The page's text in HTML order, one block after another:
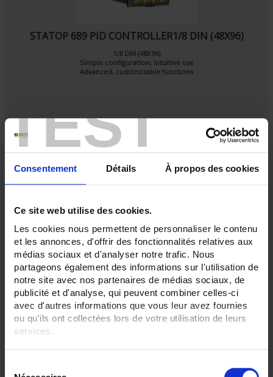
TEST
Consentement Détails À propos des cookies
Ce site web utilise des cookies.
Les cookies nous permettent de personnaliser le contenu
et les annonces, d'offrir des fonctionnalités relatives aux
médias sociaux et d'analyser notre trafic. Nous
partageons également des informations sur l'utilisation de
notre site avec nos partenaires de médias sociaux, de
publicité et d'analyse, qui peuvent combiner celles-ci
avec d'autres informations que vous leur avez fournies
ou qu'ils ont collectées lors de votre utilisation de leurs
services.
STATOP 689 PID CONTROLLER1/8 DIN (48X96)
1/8 DIN (48X96)
Simple configuration, intuitive use
Advanced, customizable functions
STATOP 696 PID CONTROLLER1/4 DIN (96X96)
1/4 DIN (96X96)